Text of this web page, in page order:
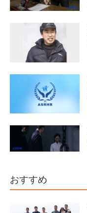
おすすめ